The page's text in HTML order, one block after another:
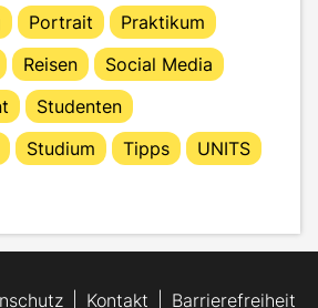
Portrait
Praktikum
Reisen
Social Media
Studenten
Studium Tipps
UNITS
Kontakt Barrierefreiheit